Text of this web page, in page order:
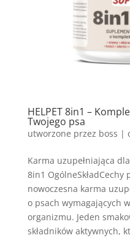
HELPET 8in1 –
Twojego psa
utworzone przez boss |
Karma uzupełniająca
8in1 OgólneSkładCechy
nowoczesna karma
o psach wymagających
organizmu. Jeden
składników aktywnych,